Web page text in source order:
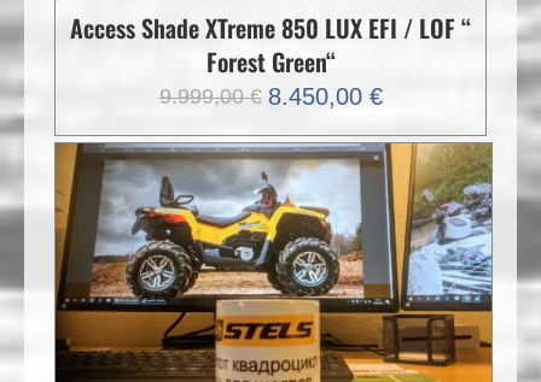
Access Shade XTreme 850 LUX EFI / LOF “
Forest Green“
9.999,00€ Ursprünglicher
Preis
war:
9.999,00 €
8.450,00 €Aktueller
Preis
ist:
8.450,00 €.